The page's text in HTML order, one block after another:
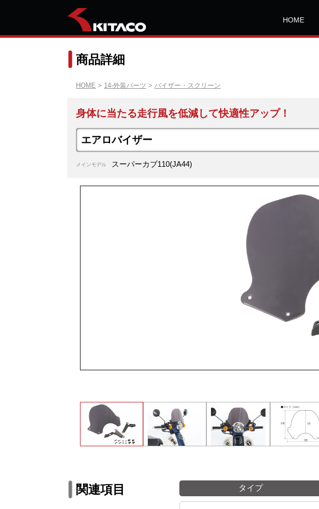
HOME
商品詳細
HOME > 14-外装パーツ > バイザー・スクリーン
身体に当たる走行風を低減して快適性アップ！
エアロバイザー
メインモデル スーパーカブ110(JA44)
関連項目 タイプ